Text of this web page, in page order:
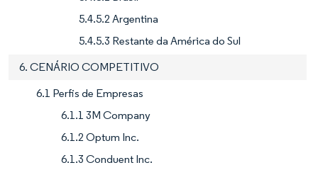
5.4.5.2 Argentina
5.4.5.3 Restante da América do Sul
6. CENÁRIO COMPETITIVO
6.1 Perfis de Empresas
6.1.1 3M Company
6.1.2 Optum Inc.
6.1.3 Conduent Inc.